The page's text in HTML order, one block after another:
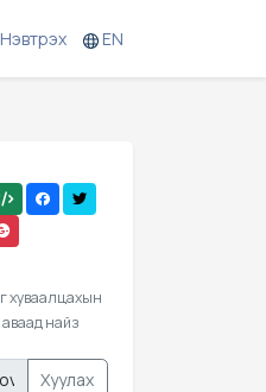
Нэвтрэх EN
хуваалцахын
найз
Хуулах